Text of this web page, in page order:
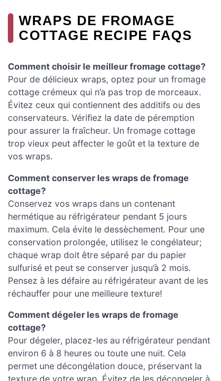
WRAPS DE FROMAGE
COTTAGE RECIPE FAQS
Comment choisir le meilleur fromage cottage?
Pour de délicieux wraps, optez pour un fromage
cottage crémeux qui n’a pas trop de morceaux.
Évitez ceux qui contiennent des additifs ou des
conservateurs. Vérifiez la date de péremption
pour assurer la fraîcheur. Un fromage cottage
trop vieux peut affecter le goût et la texture de
vos wraps.
Comment conserver les wraps de fromage
cottage?
Conservez vos wraps dans un contenant
hermétique au réfrigérateur pendant 5 jours
maximum. Cela évite le dessèchement. Pour une
conservation prolongée, utilisez le congélateur;
chaque wrap doit être séparé par du papier
sulfurisé et peut se conserver jusqu’à 2 mois.
Pensez à les défaire au réfrigérateur avant de les
réchauffer pour une meilleure texture!
Comment dégeler les wraps de fromage
cottage?
Pour dégeler, placez-les au réfrigérateur pendant
environ 6 à 8 heures ou toute une nuit. Cela
permet une décongélation douce, préservant la